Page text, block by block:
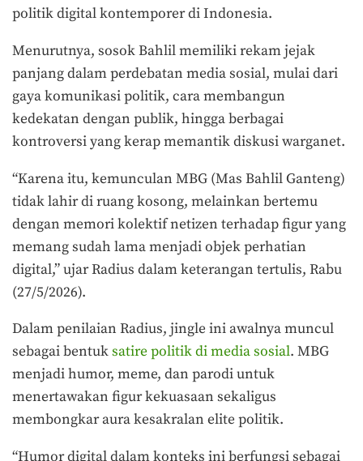
politik digital kontemporer di Indonesia.
Menurutnya, sosok Bahlil memiliki rekam jejak
panjang dalam perdebatan media sosial, mulai dari
gaya komunikasi politik, cara membangun
kedekatan dengan publik, hingga berbagai
kontroversi yang kerap memantik diskusi warganet.
“Karena itu, kemunculan MBG (Mas Bahlil Ganteng)
tidak lahir di ruang kosong, melainkan bertemu
dengan memori kolektif netizen terhadap figur yang
memang sudah lama menjadi objek perhatian
digital,” ujar Radius dalam keterangan tertulis, Rabu
(27/5/2026).
Dalam penilaian Radius, jingle ini awalnya muncul
sebagai bentuksatire politik di media sosial. MBG
menjadi humor, meme, dan parodi untuk
menertawakan figur kekuasaan sekaligus
membongkar aura kesakralan elite politik.
“Humor digital dalam konteks ini berfungsi sebagai